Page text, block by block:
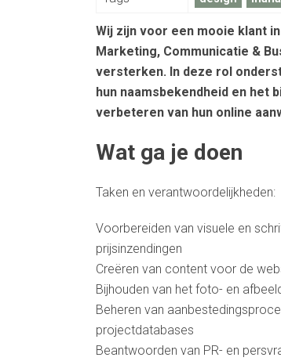
Wij zijn voor een mooie klant
Marketing, Communicatie &
versterken. In deze rol
hun naamsbekendheid en het
verbeteren van hun online
Wat ga je doen
Taken en verantwoordelijkheden:
Voorbereiden van visuele en
prijsinzendingen
Creëren van content voor de
Bijhouden van het foto- en
Beheren van
projectdatabases
Beantwoorden van PR- en